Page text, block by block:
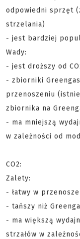
odpowiedni sprzęt
strzelania)
- jest bardziej
Wady:
- jest droższy od
- zbiorniki
przenoszeniu
zbiornika na
- ma mniejszą
w zależności od
CO2:
Zalety:
- łatwy w
- tańszy niż
- ma większą
strzałów w